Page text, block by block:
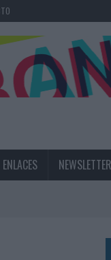
ENLACES NEWSLETTER